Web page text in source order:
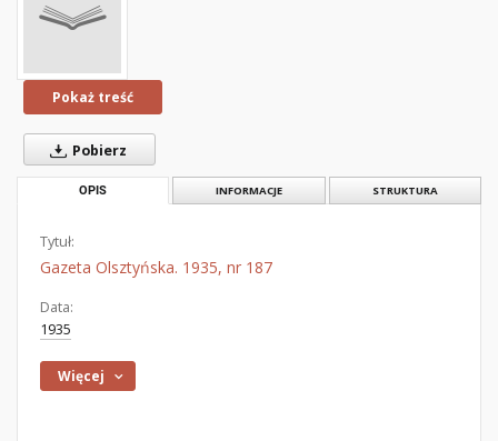
Pokaż treść
Pobierz
OPIS INFORMACJE STRUKTURA
Tytuł:
Gazeta Olsztyńska. 1935, nr 187
Data:
1935
Więcej